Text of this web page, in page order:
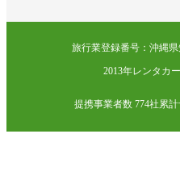
旅行業登録番号：沖縄
2013年レンタカ
提携事業者数 774社累